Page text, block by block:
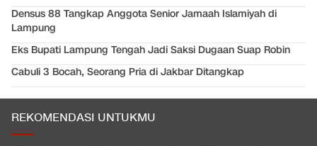
Densus 88 Tangkap Anggota Senior Jamaah Islamiyah di
Lampung
Eks Bupati Lampung Tengah Jadi Saksi Dugaan Suap Robin
Cabuli 3 Bocah, Seorang Pria di Jakbar Ditangkap
REKOMENDASI UNTUKMU